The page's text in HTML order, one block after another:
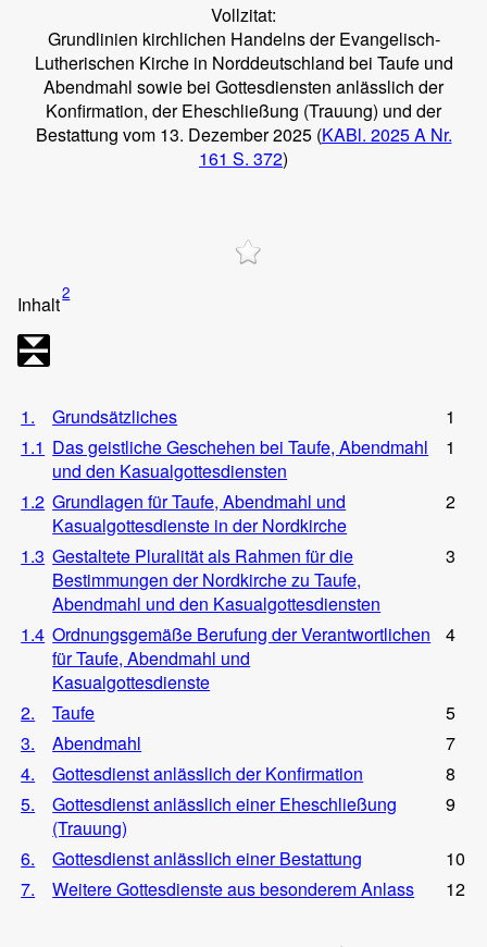
Vollzitat:
Grundlinien kirchlichen Handelns der Evangelisch-
Lutherischen Kirche in Norddeutschland bei Taufe und
Abendmahl sowie bei Gottesdiensten anlässlich der
Konfirmation, der Eheschließung (Trauung) und der
Bestattung vom 13. Dezember 2025 (KABl. 2025 A Nr.
161 S. 372)
Inhalt2
1. Grundsätzliches
1
1.1 Das geistliche Geschehen bei Taufe, Abendmahl
und den Kasualgottesdiensten
1
1.2 Grundlagen für Taufe, Abendmahl und
Kasualgottesdienste in der Nordkirche
2
1.3 Gestaltete Pluralität als Rahmen für die
Bestimmungen der Nordkirche zu Taufe,
Abendmahl und den Kasualgottesdiensten
3
1.4 Ordnungsgemäße Berufung der Verantwortlichen
für Taufe, Abendmahl und
Kasualgottesdienste
4
2. Taufe
5
3.
Abendmahl
7
4.
Gottesdienst anlässlich der Konfirmation
8
5.
Gottesdienst anlässlich einer Eheschließung
(Trauung)
9
6. Gottesdienst anlässlich einer Bestattung
10
7.
Weitere Gottesdienste aus besonderem Anlass 12